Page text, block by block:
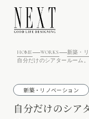
HOME WORKS
新築・
新築・リノベーション
自分だけのシア